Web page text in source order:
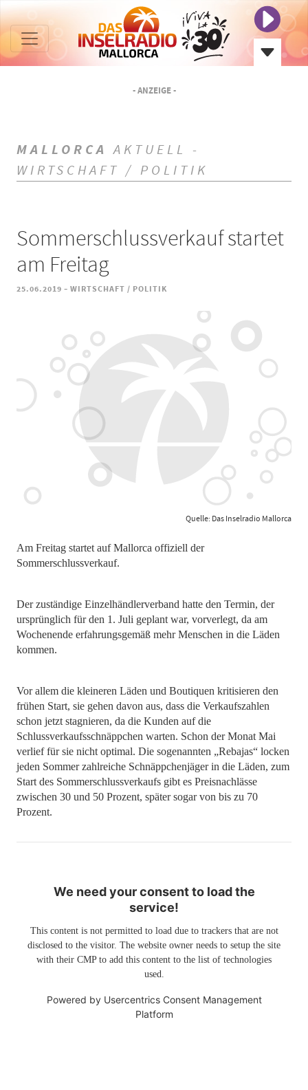
- ANZEIGE -
MALLORCA AKTUELL -
WIRTSCHAFT / POLITIK
Sommerschlussverkauf startet
am Freitag
25.06.2019 - WIRTSCHAFT / POLITIK
Quelle: Das Inselradio Mallorca
Am Freitag startet auf Mallorca offiziell der
Sommerschlussverkauf.
Der zuständige Einzelhändlerverband hatte den Termin, der
ursprünglich für den 1. Juli geplant war, vorverlegt, da am
Wochenende erfahrungsgemäß mehr Menschen in die Läden
kommen.
Vor allem die kleineren Läden und Boutiquen kritisieren den
frühen Start, sie gehen davon aus, dass die Verkaufszahlen
schon jetzt stagnieren, da die Kunden auf die
Schlussverkaufsschnäppchen warten. Schon der Monat Mai
verlief für sie nicht optimal. Die sogenannten „Rebajas“ locken
jeden Sommer zahlreiche Schnäppchenjäger in die Läden, zum
Start des Sommerschlussverkaufs gibt es Preisnachlässe
zwischen 30 und 50 Prozent, später sogar von bis zu 70
Prozent.
We need your consent to load the
service!
This content is not permitted to load due to trackers that are not
disclosed to the visitor. The website owner needs to setup the site
with their CMP to add this content to the list of technologies
used.
Powered by Usercentrics Consent Management
Platform